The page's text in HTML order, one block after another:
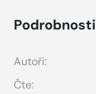
Podrobnosti
Autoři:
Čte: